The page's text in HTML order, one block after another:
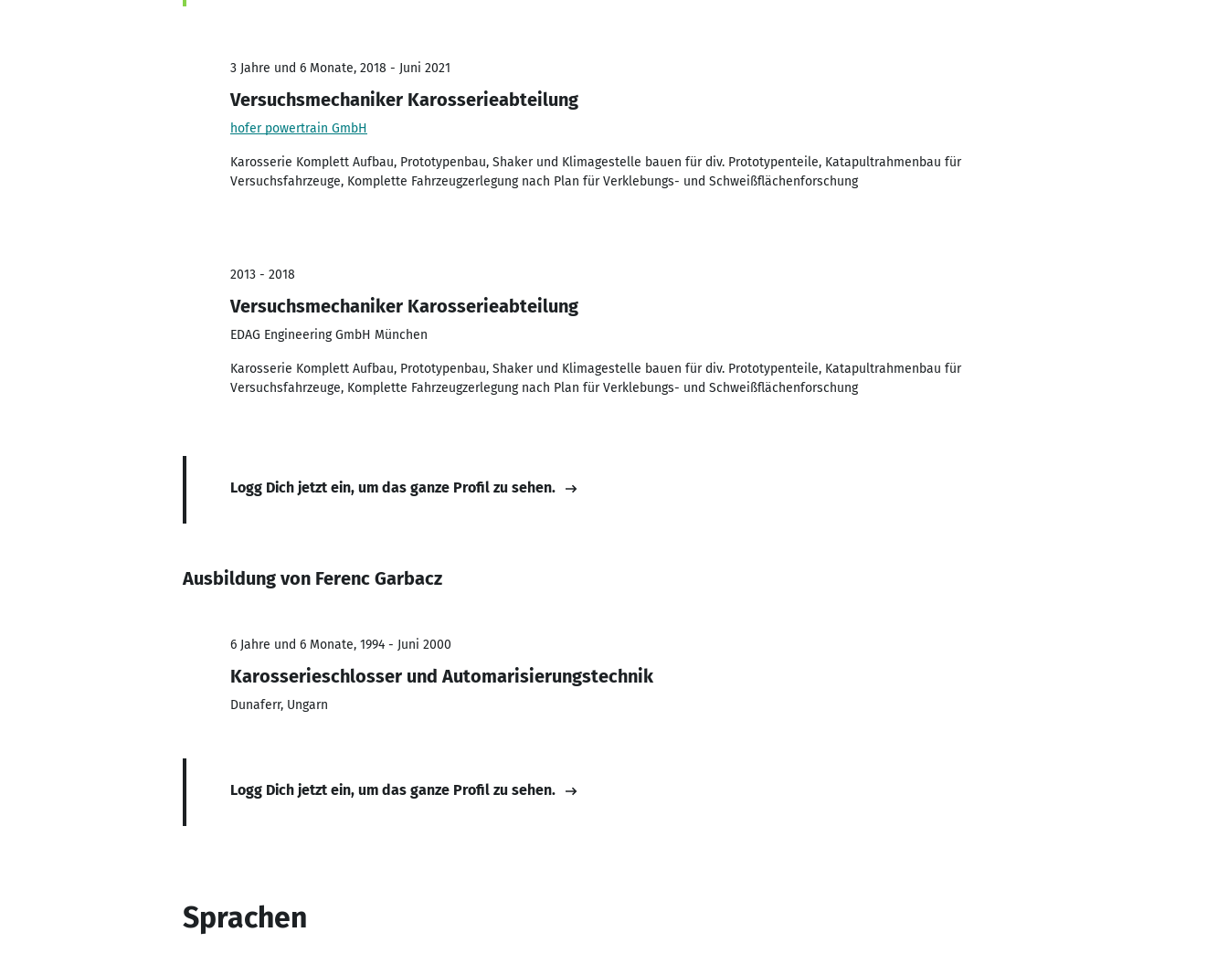
3 Jahre und 6 Monate, 2018 - Juni 2021
Versuchsmechaniker Karosserieabteilung
hofer powertrain GmbH
Karosserie Komplett Aufbau, Prototypenbau, Shaker und Klimagestelle bauen für div. Prototypenteile, Katapultrahmenbau für
Versuchsfahrzeuge, Komplette Fahrzeugzerlegung nach Plan für Verklebungs- und Schweißflächenforschung
2013 - 2018
Versuchsmechaniker Karosserieabteilung
EDAG Engineering GmbH München
Karosserie Komplett Aufbau, Prototypenbau, Shaker und Klimagestelle bauen für div. Prototypenteile, Katapultrahmenbau für
Versuchsfahrzeuge, Komplette Fahrzeugzerlegung nach Plan für Verklebungs- und Schweißflächenforschung
Logg Dich jetzt ein, um das ganze Profil zu sehen.
Ausbildung von Ferenc Garbacz
6 Jahre und 6 Monate, 1994 - Juni 2000
Karosserieschlosser und Automarisierungstechnik
Dunaferr, Ungarn
Logg Dich jetzt ein, um das ganze Profil zu sehen.
Sprachen